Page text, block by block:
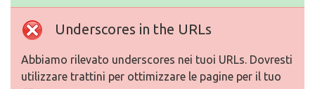
Underscores in the URLs
Abbiamo rilevato underscores nei tuoi URLs. Dovresti
utilizzare trattini per ottimizzare le pagine per il tuo